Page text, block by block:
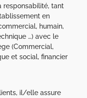
responsabilité, tant
en
humain,
…) avec le
(Commercial,
et social, financier
il/elle assure